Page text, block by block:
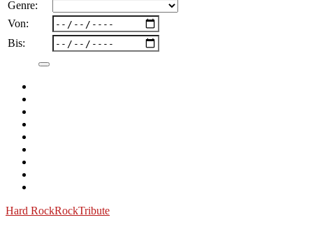
Genre:
Von:
Bis:
Hard RockRockTribute